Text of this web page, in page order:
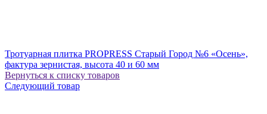
Тротуарная плитка PROPRESS Старый Город №6 «Осень»,
фактура зернистая, высота 40 и 60 мм
Вернуться к списку товаров
Следующий товар